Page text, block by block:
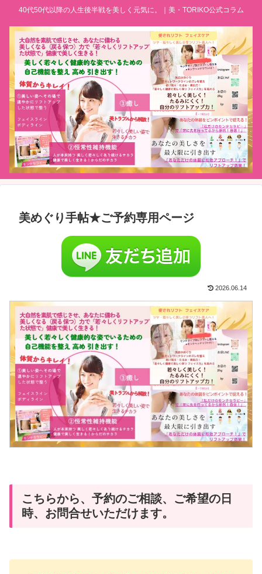
40代50代以降の人生後半戦を美しく元気に。｜美・TORIKO公式コラム
美めぐり手帖★ご予約専用ページ
2026.06.14
こちらから、予約のご相談、ご希望の日
時、お問合せいただけます。